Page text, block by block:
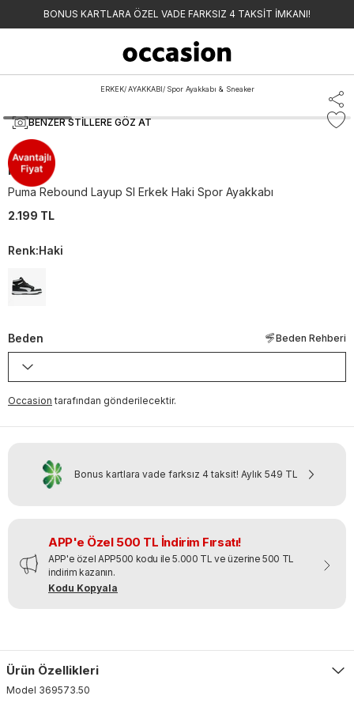
BONUS KARTLARA ÖZEL VADE FARKSIZ 4 TAKSİT İMKANI!
ERKEK/ AYAKKABI/ Spor Ayakkabı & Sneaker
BENZER STILLERE GÖZ AT
Puma
Puma Rebound Layup Sl Erkek Haki Spor Ayakkabı
2.199 TL
Renk:Haki
Beden Beden Rehberi
Occasion tarafından gönderilecektir.
Bonus kartlara vade farksız 4 taksit! Aylık 549 TL
APP'e Özel 500 TL İndirim Fırsatı!
APP'e özel APP500 kodu ile 5.000 TL ve üzerine 500 TL
indirim kazanın.
Kodu Kopyala
Ürün Özellikleri
Model 369573.50